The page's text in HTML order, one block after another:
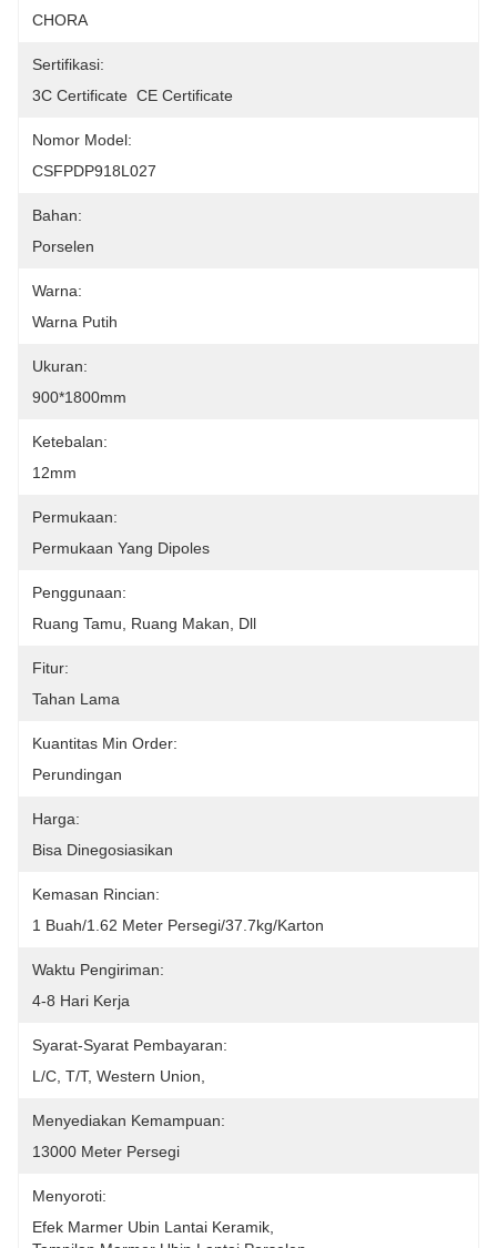
CHORA
Sertifikasi:
3C Certificate  CE Certificate
Nomor Model:
CSFPDP918L027
Bahan:
Porselen
Warna:
Warna Putih
Ukuran:
900*1800mm
Ketebalan:
12mm
Permukaan:
Permukaan Yang Dipoles
Penggunaan:
Ruang Tamu, Ruang Makan, Dll
Fitur:
Tahan Lama
Kuantitas Min Order:
Perundingan
Harga:
Bisa Dinegosiasikan
Kemasan Rincian:
1 Buah/1.62 Meter Persegi/37.7kg/Karton
Waktu Pengiriman:
4-8 Hari Kerja
Syarat-Syarat Pembayaran:
L/C, T/T, Western Union,
Menyediakan Kemampuan:
13000 Meter Persegi
Menyoroti:
Efek Marmer Ubin Lantai Keramik